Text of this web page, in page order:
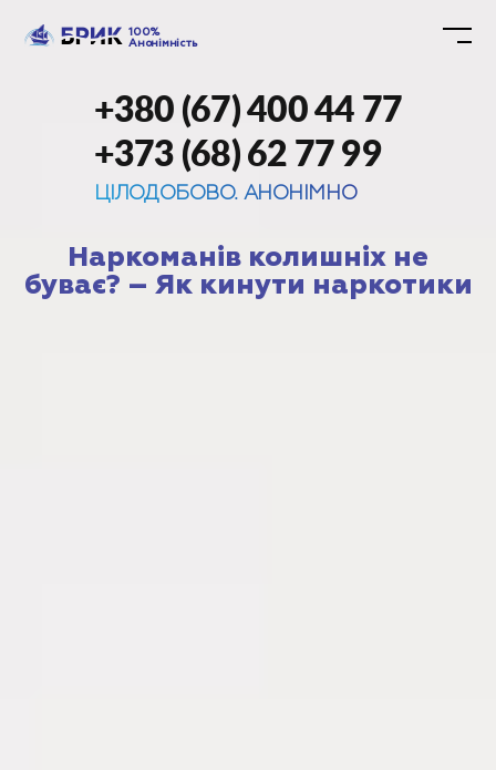
100%
Анонімність
+380 (67) 400 44 77
+373 (68) 62 77 99
ЦІЛОДОБОВО. АНОНІМНО
Наркоманів колишніх не
буває? – Як кинути наркотики